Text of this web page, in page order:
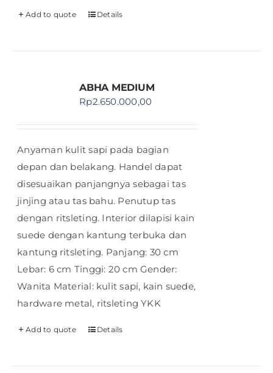
Add to quote Details
ABHA MEDIUM
Rp2.650.000,00
Anyaman kulit sapi pada bagian
depan dan belakang. Handel dapat
disesuaikan panjangnya sebagai tas
jinjing atau tas bahu. Penutup tas
dengan ritsleting. Interior dilapisi kain
suede dengan kantung terbuka dan
kantung ritsleting. Panjang: 30 cm
Lebar: 6 cm Tinggi: 20 cm Gender:
Wanita Material: kulit sapi, kain suede,
hardware metal, ritsleting YKK
Add to quote Details